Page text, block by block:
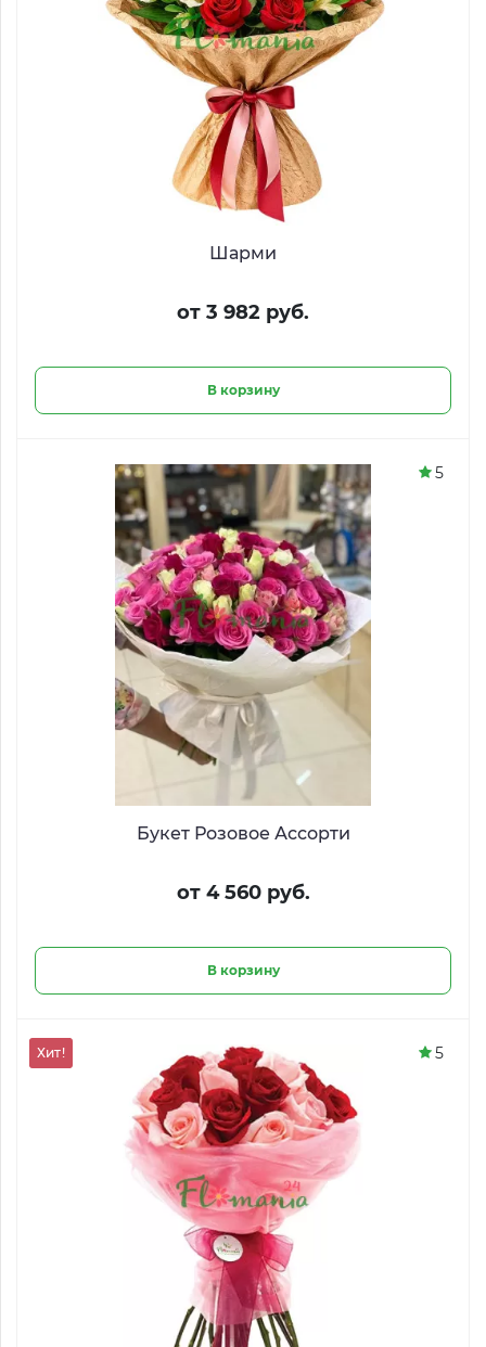
Шарми
от 3 982 руб.
В корзину
Букет Розовое Ассорти
от 4 560 руб.
В корзину
5
Хит! 5